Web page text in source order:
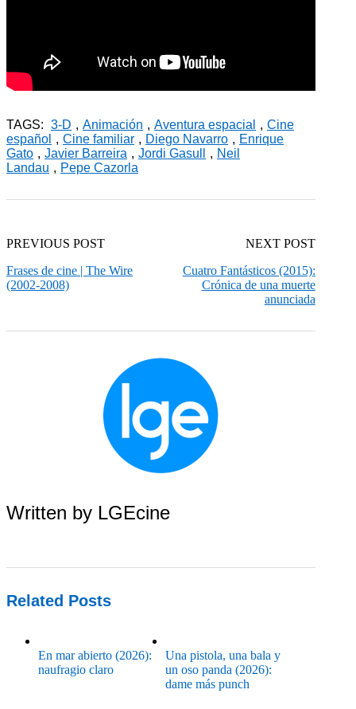
TAGS: 3-D , Animación , Aventura espacial , Cine
español , Cine familiar , Diego Navarro , Enrique
Gato , Javier Barreira , Jordi Gasull , Neil
Landau , Pepe Cazorla
PREVIOUS POST
Frases de cine | The Wire
(2002-2008)
NEXT POST
Cuatro Fantásticos (2015):
Crónica de una muerte
anunciada
Written by LGEcine
Related Posts
En mar abierto (2026):
naufragio claro
Una pistola, una bala y
un oso panda (2026):
dame más punch